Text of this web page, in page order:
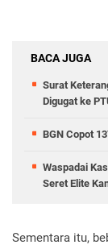
BACA JUGA
Surat
Digugat ke
BGN Copot
Waspadai
Seret Elite
Sementara itu,